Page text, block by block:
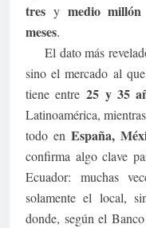
tres y medio
meses.
El dato más
sino el mercado al
tiene entre25 y 35
Latinoamérica,
todo en España,
confirma algo clave
Ecuador: muchas
solamente el local,
donde, según el